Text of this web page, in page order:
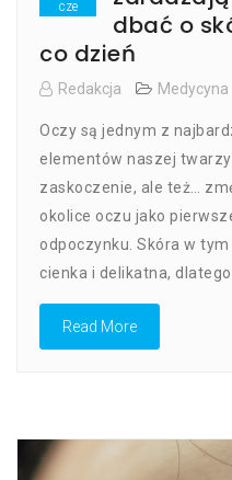
cze
dbać o
co dzień
Redakcja Medycyna
Oczy są jednym z
elementów naszej
zaskoczenie, ale też…
okolice oczu jako
odpoczynku. Skóra w
cienka i delikatna,
Read More